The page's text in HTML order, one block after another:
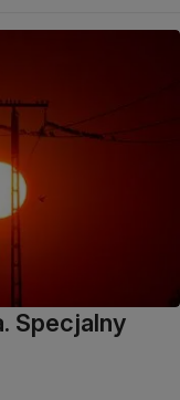
Specjalny